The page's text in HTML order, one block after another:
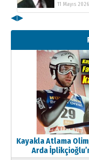
11 Mayıs
Metin
11 Mayıs
◀▶
Kayakla Atlama
Arda